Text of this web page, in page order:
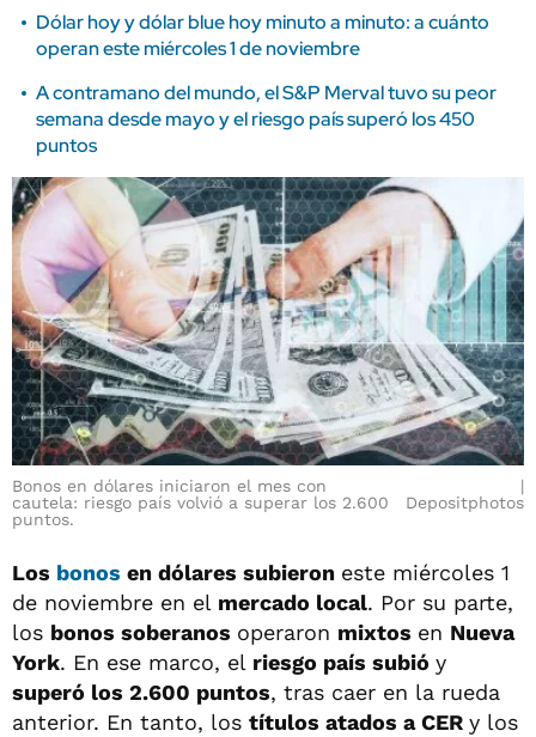
Dólar hoy y dólar blue hoy minuto a minuto: a cuánto
operan este miércoles 1 de noviembre
A contramano del mundo, el S&P Merval tuvo su peor
semana desde mayo y el riesgo país superó los 450
puntos
Bonos en dólares iniciaron el mes con
cautela: riesgo país volvió a superar los 2.600
puntos.
Depositphotos
Los bonos en dólares subieron este miércoles 1
de noviembre en el mercado local. Por su parte,
los bonos soberanos operaron mixtos en Nueva
York. En ese marco, el riesgo país subió y
superó los 2.600 puntos, tras caer en la rueda
anterior. En tanto, los títulos atados a CER y los